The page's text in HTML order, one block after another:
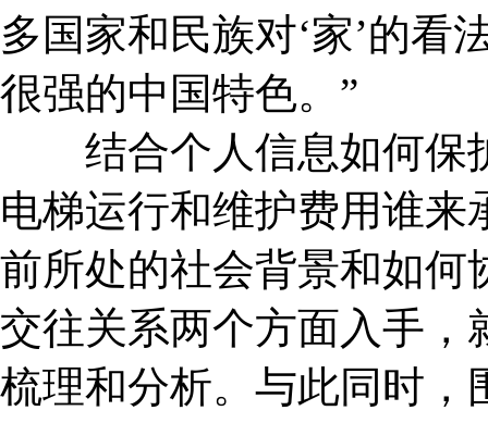
多国家和民族对‘家’的看
很强的中国特色。”
结合个人信息如何保
电梯运行和维护费用谁
前所处的社会背景和如何
交往关系两个方面入手，
梳理和分析。与此同时，